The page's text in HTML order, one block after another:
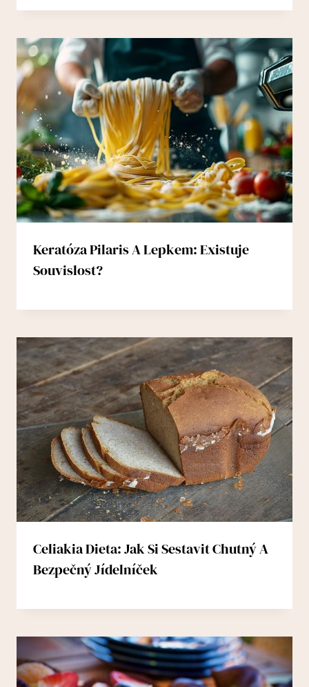
Keratóza Pilaris A Lepkem: Existuje
Souvislost?
Celiakia Dieta: Jak Si Sestavit Chutný A
Bezpečný Jídelníček